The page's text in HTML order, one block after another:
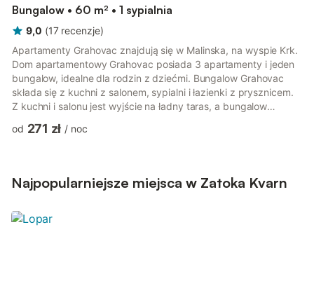
Bungalow • 60 m² • 1 sypialnia
9,0 (17 recenzje)
Apartamenty Grahovac znajdują się w Malinska, na wyspie Krk.
Dom apartamentowy Grahovac posiada 3 apartamenty i jeden
bungalow, idealne dla rodzin z dziećmi. Bungalow Grahovac
składa się z kuchni z salonem, sypialni i łazienki z prysznicem.
Z kuchni i salonu jest wyjście na ładny taras, a bungalow
elektryczno-gazową płytę grzewczą, piekarnik, ekspres do
bezpłatne WiFi, wspólny grill i prywatny parking. Przy
maksymalnym obłożeniu apar...
od 271 zł / noc
Najpopularniejsze miejsca w Zatoka Kvarn